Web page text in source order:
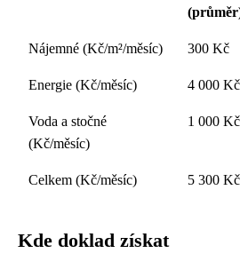
Nájemné (Kč/m²/měsíc) 300 Kč
Energie (Kč/měsíc) 4 000 Kč
Voda a stočné
(Kč/měsíc)
1 000 Kč
Celkem (Kč/měsíc) 5 300 Kč
Kde doklad získat